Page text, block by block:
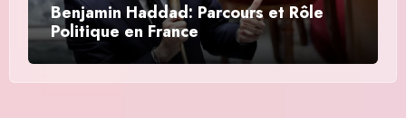
Benjamin Haddad: Parcours et Rôle
Politique en France